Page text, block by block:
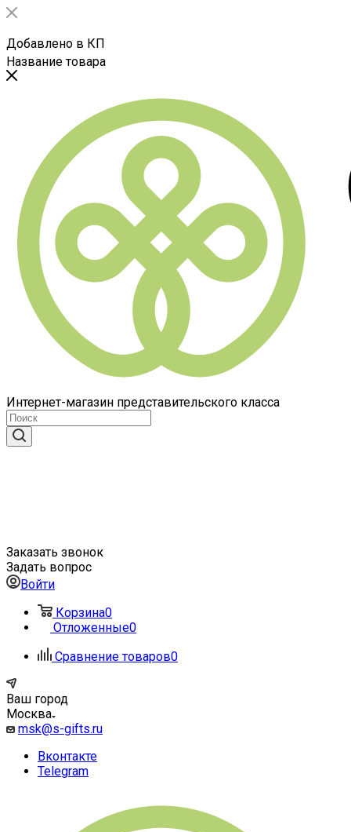
Добавлено в КП
Название товара
Интернет-магазин представительского класса
Заказать звонок
Задать вопрос
Войти
Корзина0
Отложенные0
Сравнение товаров0
Ваш город
Москва
msk@s-gifts.ru
Вконтакте
Telegram